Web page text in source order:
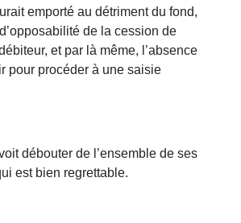
emporté au détriment du fond,
de la cession de
et par là même, l’absence
pour procéder à une saisie
débouter de l’ensemble de ses
est bien regrettable.